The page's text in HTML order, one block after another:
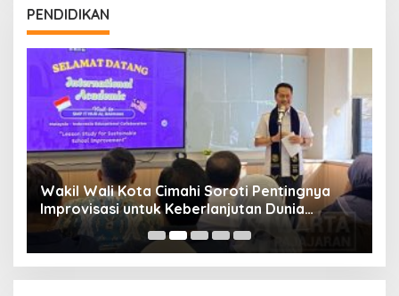
PENDIDIKAN
Wakil Wali Kota Cimahi Soroti Pentingnya
Improvisasi untuk Keberlanjutan Dunia
Pendidikan